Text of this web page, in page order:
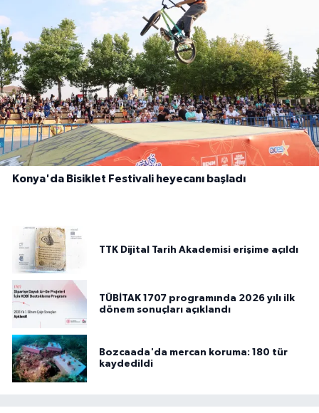
Konya'da Bisiklet Festivali heyecanı başladı
TTK Dijital Tarih Akademisi erişime açıldı
TÜBİTAK 1707 programında 2026 yılı ilk
dönem sonuçları açıklandı
Bozcaada'da mercan koruma: 180 tür
kaydedildi